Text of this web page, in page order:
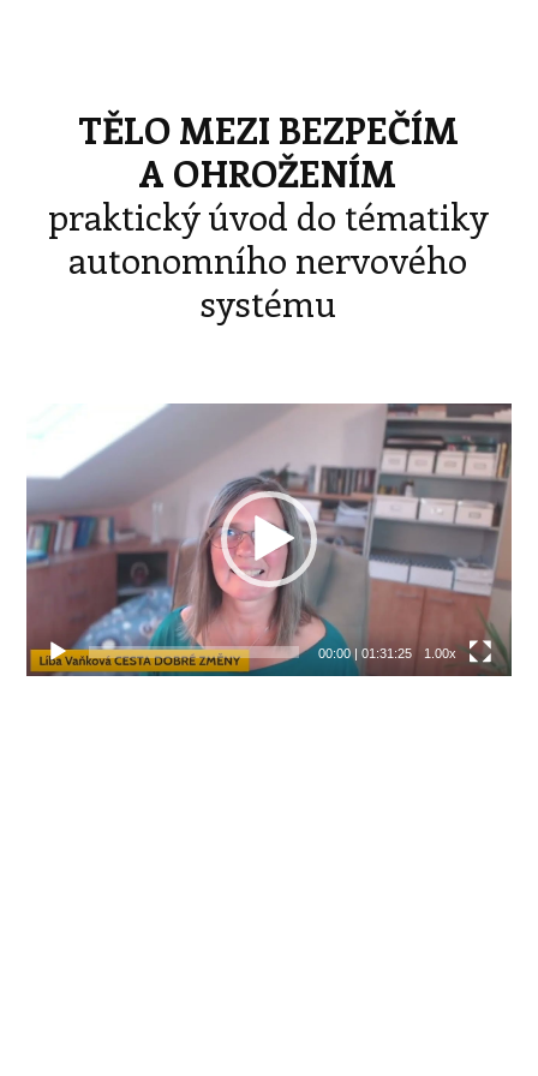
TĚLO MEZI BEZPEČÍM
A OHROŽENÍM
praktický úvod do tématiky
autonomního nervového
systému
přehrávač
00:00| 01:31:25 1.00x